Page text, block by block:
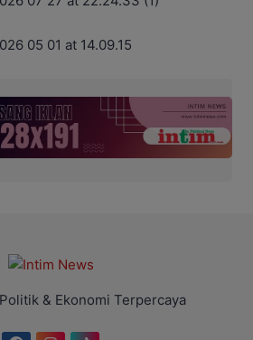
& Ekonomi Terpercaya